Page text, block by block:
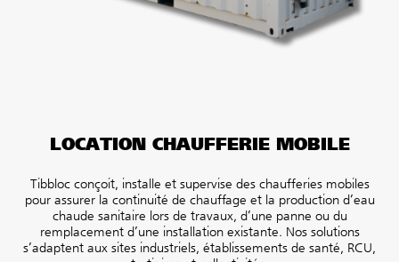
LOCATION CHAUFFERIE MOBILE
Tibbloc conçoit, installe et supervise des chaufferies mobiles
pour assurer la continuité de chauffage et la production d’eau
chaude sanitaire lors de travaux, d’une panne ou du
remplacement d’une installation existante. Nos solutions
s’adaptent aux sites industriels, établissements de santé, RCU,